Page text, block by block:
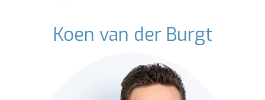
Koen van der Burgt